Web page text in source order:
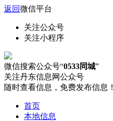
返回微信平台
关注公众号
关注小程序
微信搜索公众号“0533同城”
关注丹东信息网公众号
随时查看信息，免费发布信息！
首页
本地信息